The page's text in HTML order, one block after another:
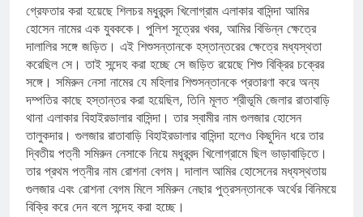
গ্রেফতার করা হয়েছে শিলচর মধুরবন্দ খিলোগ্রাম এলাকার বাসিন্দা আমির
হোসেন নামের এক যুবককে। পুলিশ সূত্রের খবর, আমির বিভিন্ন ক্ষেত্রে
দালালির সঙ্গে জড়িত। এই শিশুসন্তানকে হস্তান্তরের ক্ষেত্রে মধ্যস্থতা
করেছিল সে। তাই সন্দেহ করা হচ্ছে সে জড়িত রয়েছে শিশু বিক্রির চক্রের
সঙ্গে। সমিরুন নেসা নামের যে মহিলার শিশুসন্তানকে প্রতারণা করে অন্য
দম্পতির কাছে হস্তান্তর করা হয়েছিল, তিনি মূলত শ্রীভূমি জেলার রাতাবাড়ি
থানা এলাকার বিহাইরডালার বাসিন্দা। তার স্বামীর নাম গুলজার হোসেন
তালুকদার। গুলজার রাতাবাড়ি বিহাইরডালার বাসিন্দা হলেও কিছুদিন ধরে তার
দ্বিতীয় পত্নী সমিরুন নেসাকে নিয়ে মধুরবন্দ খিলোগ্রামে ছিল ভাড়াবাড়িতে।
তার প্রথম পত্নীর নাম রোশনা বেগম। দালাল আমির হোসেনের মধ্যস্থতায়
গুলজার এবং রোশনা বেগম মিলে সমিরুন নেছার পুত্রসন্তানকে অর্থের বিনিময়ে
বিক্রি করে দেন বলে সন্দেহ করা হচ্ছে।